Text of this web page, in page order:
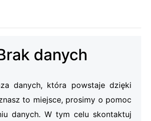
danych
danych, która powstaje dzięki
to miejsce, prosimy o pomoc
danych. W tym celu skontaktuj